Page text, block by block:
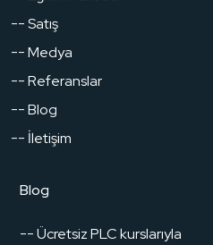
-- Satış
-- Medya
-- Referanslar
-- Blog
-- İletişim
Blog
-- Ücretsiz PLC kurslarıyla